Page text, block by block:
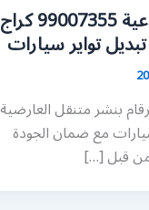
بنشر العارضية الصناعية 99007355 كراج
تواير سيارات
بنشر متنقل العارضية
مع ضمان الجودة
من قبل […]